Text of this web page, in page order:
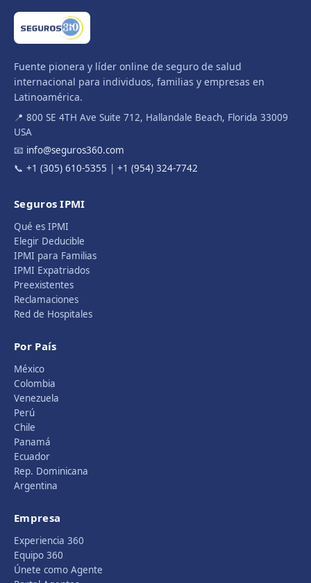
Fuente pionera y líder online de seguro de salud
internacional para individuos, familias y empresas en
Latinoamérica.
📍 800 SE 4TH Ave Suite 712, Hallandale Beach, Florida 33009
USA
📧 info@seguros360.com
📞 +1 (305) 610-5355 | +1 (954) 324-7742
Seguros IPMI
Qué es IPMI
Elegir Deducible
IPMI para Familias
IPMI Expatriados
Preexistentes
Reclamaciones
Red de Hospitales
Por País
México
Colombia
Venezuela
Perú
Chile
Panamá
Ecuador
Rep. Dominicana
Argentina
Empresa
Experiencia 360
Equipo 360
Únete como Agente